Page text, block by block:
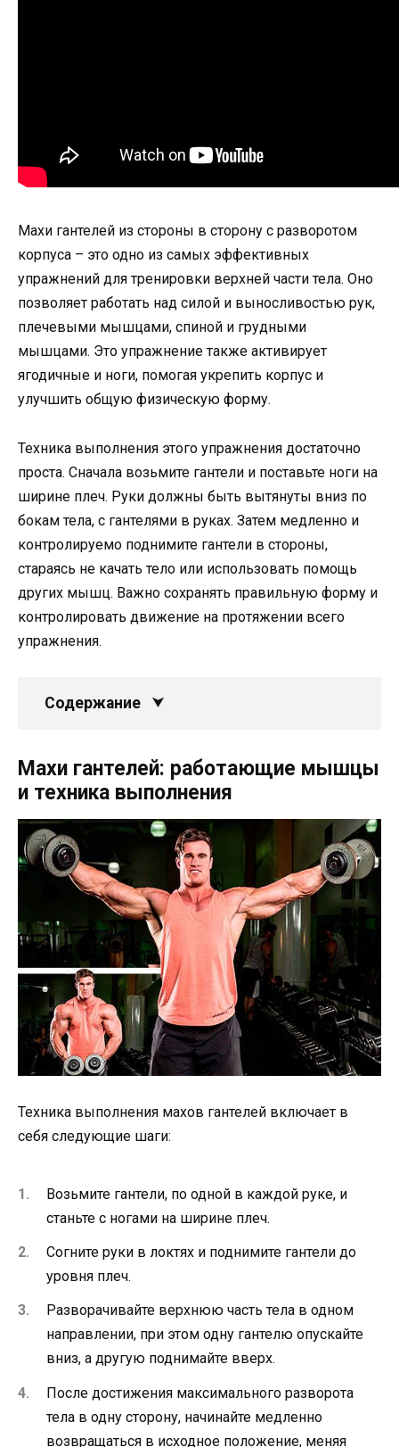
Махи гантелей из стороны в сторону с разворотом
корпуса – это одно из самых эффективных
упражнений для тренировки верхней части тела. Оно
позволяет работать над силой и выносливостью рук,
плечевыми мышцами, спиной и грудными
мышцами. Это упражнение также активирует
ягодичные и ноги, помогая укрепить корпус и
улучшить общую физическую форму.
Техника выполнения этого упражнения достаточно
проста. Сначала возьмите гантели и поставьте ноги на
ширине плеч. Руки должны быть вытянуты вниз по
бокам тела, с гантелями в руках. Затем медленно и
контролируемо поднимите гантели в стороны,
стараясь не качать тело или использовать помощь
других мышц. Важно сохранять правильную форму и
контролировать движение на протяжении всего
упражнения.
Содержание
Махи гантелей: работающие мышцы
и техника выполнения
Техника выполнения махов гантелей включает в
себя следующие шаги:
Возьмите гантели, по одной в каждой руке, и
станьте с ногами на ширине плеч.
Согните руки в локтях и поднимите гантели до
уровня плеч.
Разворачивайте верхнюю часть тела в одном
направлении, при этом одну гантелю опускайте
вниз, а другую поднимайте вверх.
После достижения максимального разворота
тела в одну сторону, начинайте медленно
возвращаться в исходное положение, меняя